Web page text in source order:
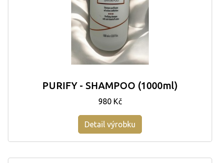
PURIFY - SHAMPOO (1000ml)
980 Kč
Detail výrobku